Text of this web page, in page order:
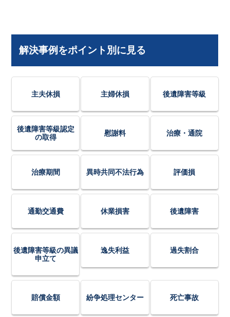
解決事例をポイント別に見る
主夫休損 主婦休損 後遺障害等級
後遺障害等級認定
の取得
慰謝料 治療・通院
治療期間 異時共同不法行為 評価損
通勤交通費 休業損害 後遺障害
後遺障害等級の異議
申立て
逸失利益 過失割合
賠償金額 紛争処理センター 死亡事故